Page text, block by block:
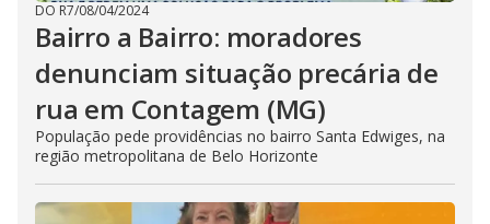
DO R7/08/04/2024
Bairro a Bairro: moradores
denunciam situação precária de
rua em Contagem (MG)
População pede providências no bairro Santa Edwiges, na
região metropolitana de Belo Horizonte